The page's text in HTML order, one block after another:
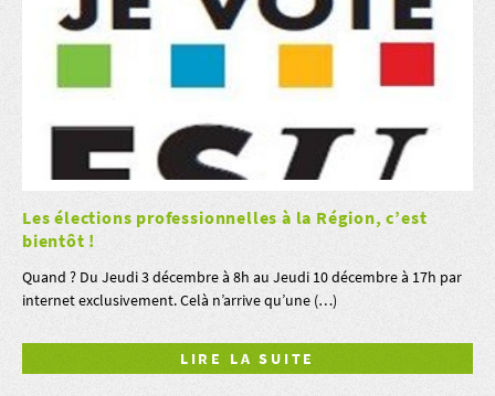
Les élections professionnelles à la Région, c’est
bientôt !
Quand ? Du Jeudi 3 décembre à 8h au Jeudi 10 décembre à 17h par
internet exclusivement. Celà n’arrive qu’une (…)
LIRE LA SUITE